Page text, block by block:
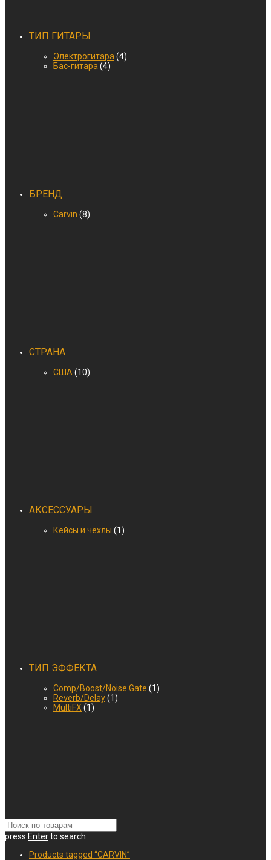
ТИП ГИТАРЫ
Электрогитара (4)
Бас-гитара (4)
БРЕНД
Carvin (8)
СТРАНА
США (10)
АКСЕССУАРЫ
Кейсы и чехлы (1)
ТИП ЭФФЕКТА
Comp/Boost/Noise Gate (1)
Reverb/Delay(1)
MultiFX (1)
press Enterto search
Products tagged “CARVIN”